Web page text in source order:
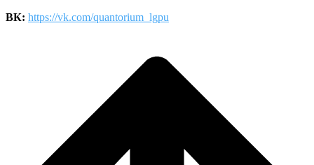
ВК: https://vk.com/quantorium_lgpu